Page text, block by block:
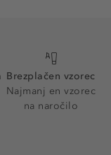
Brezplačen vzorec
Najmanj en vzorec
na naročilo